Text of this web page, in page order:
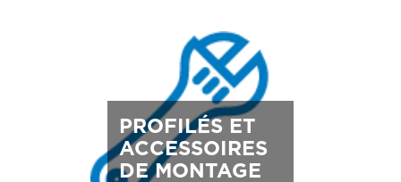
PROFILÉS ET
ACCESSOIRES
DE MONTAGE